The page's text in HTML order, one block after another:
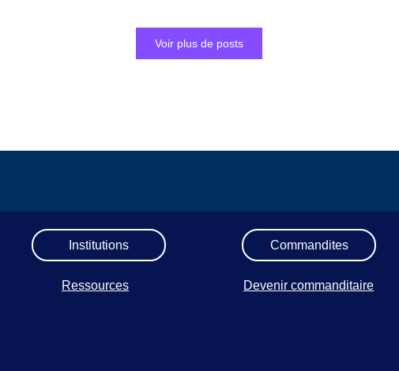
Voir plus de posts
Institutions
Ressources
Commandites
Devenir commanditaire